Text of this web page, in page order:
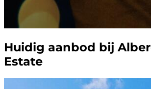
Huidig aanbod bij
Estate